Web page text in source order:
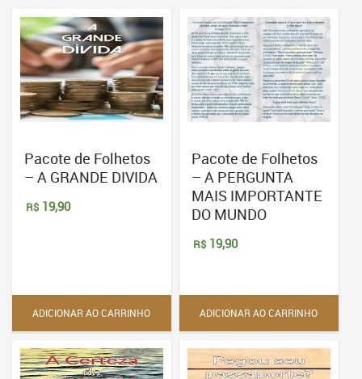
Pacote de Folhetos
– A GRANDE DIVIDA
R$ 19,90
ADICIONAR AO CARRINHO
Pacote de Folhetos
– A PERGUNTA
MAIS IMPORTANTE
DO MUNDO
R$ 19,90
ADICIONAR AO CARRINHO